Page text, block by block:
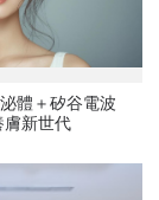
體＋矽谷電波
膚新世代